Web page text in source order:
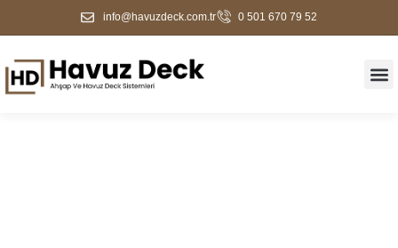
info@havuzdeck.com.tr 0 501 670 79 52